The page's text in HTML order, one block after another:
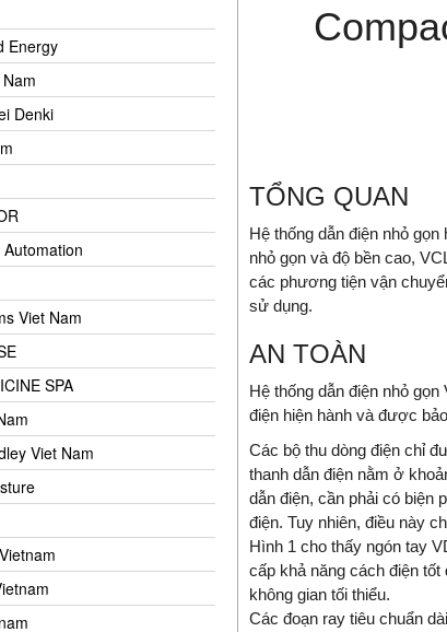
Energy
Denki
Viet Nam
SPA
Viet Nam
TỔNG QUAN
Hệ thống dẫn điện nhỏ
nhỏ gọn và độ bền cao,
các phương tiện vận
sử dụng.
AN TOÀN
Hệ thống dẫn điện nhỏ
điện hiện hành và được
Các bộ thu dòng điện chỉ
thanh dẫn điện nằm ở
dẫn điện, cần phải có biện
điện. Tuy nhiên, điều này
Hình 1 cho thấy ngón tay
cấp khả năng cách điện
không gian tối thiểu.
Các đoạn ray tiêu chuẩn